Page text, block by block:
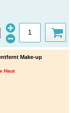
Make-up
Haut